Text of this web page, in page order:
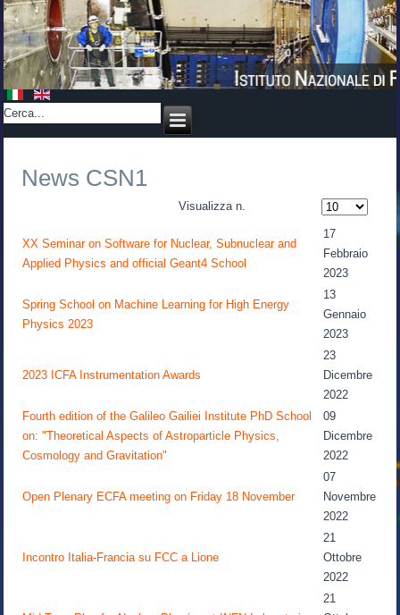
News CSN1
Visualizza n.
XX Seminar on Software for Nuclear, Subnuclear and
Applied Physics and official Geant4 School
17
Febbraio
2023
Spring School on Machine Learning for High Energy
Physics 2023
13
Gennaio
2023
2023 ICFA Instrumentation Awards
23
Dicembre
2022
Fourth edition of the Galileo Gailiei Institute PhD School
on: "Theoretical Aspects of Astroparticle Physics,
Cosmology and Gravitation"
09
Dicembre
2022
Open Plenary ECFA meeting on Friday 18 November
07
Novembre
2022
Incontro Italia-Francia su FCC a Lione
21
Ottobre
2022
21